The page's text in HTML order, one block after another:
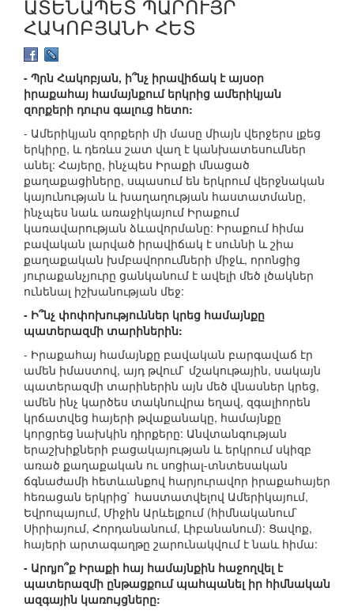
ԱՏԵՆԱՊԵՏ ՊԱՐՈՒՅՐ
ՀԱԿՈԲՅԱՆԻ ՀԵՏ
- Պրն Հակոբյան, ի՞նչ իրավիճակ է այսօր
իրաքահայ համայնքում երկրից ամերիկյան
զորքերի դուրս գալուց հետո:
- Ամերիկյան զորքերի մի մասը միայն վերջերս լքեց
երկիրը, և դեռևս շատ վաղ է կանխատեսումներ
անել: Հայերը, ինչպես Իրաքի մնացած
քաղաքացիները, սպասում են երկրում վերջնական
կայունության և խաղաղության հաստատմանը,
ինչպես նաև առաջիկայում Իրաքում
կառավարության ձևավորմանը: Իրաքում հիմա
բավական լարված իրավիճակ է սուննի և շիա
քաղաքական խմբավորումների միջև, որոնցից
յուրաքանչյուրը ցանկանում է ավելի մեծ լծակներ
ունենալ իշխանության մեջ:
- Ի՞նչ փոփոխություններ կրեց համայնքը
պատերազմի տարիներին:
- Իրաքահայ համայնքը բավական բարգավաճ էր
ամեն իմաստով, այդ թվում` մշակութային, սակայն
պատերազմի տարիներին այն մեծ վնասներ կրեց,
ամեն ինչ կարծես տակնուվրա եղավ, զգալիորեն
կրճատվեց հայերի թվաքանակը, համայնքը
կորցրեց նախկին դիրքերը: Անվտանգության
երաշխիքների բացակայության և երկրում սկիզբ
առած քաղաքական ու սոցիալ-տնտեսական
ճգնաժամի հետևանքով հարյուրավոր իրաքահայեր
հեռացան երկրից` հաստատվելով Ամերիկայում,
Եվրոպայում, Միջին Արևելքում (հիմնականում`
Սիրիայում, Հորդանանում, Լիբանանում): Ցավոք,
հայերի արտագաղթը շարունակվում է նաև հիմա:
- Արդյո՞ք Իրաքի հայ համայնքին հաջողվել է
պատերազմի ընթացքում պահպանել իր հիմնական
ազգային կառույցները: